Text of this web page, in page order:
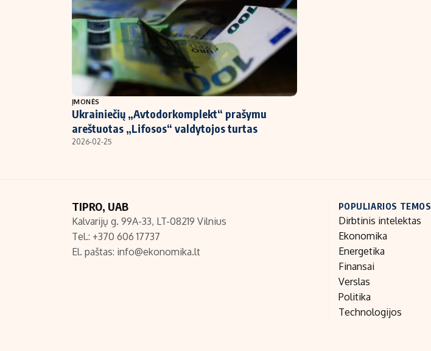
Verslas
Energetika
Ekonomika
Politika
NT ir statybos
Žemės ūkis
Technologijos
Laisvalaikis
ĮMONĖS
Ukrainiečių „Avtodorkomplekt“ prašymu
areštuotas „Lifosos“ valdytojos turtas
2026-02-25
TIPRO, UAB
Kalvarijų g. 99A-33, LT-08219 Vilnius
Tel.: +370 606 17737
El. paštas: info@ekonomika.lt
POPULIARIOS TEMOS
Dirbtinis intelektas
Ekonomika
Energetika
Finansai
Verslas
Politika
Technologijos